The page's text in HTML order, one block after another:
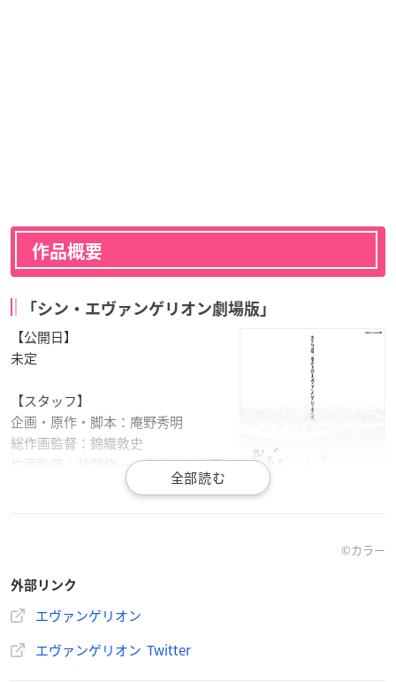
作品概要
「シン・エヴァンゲリオン劇場版」
【公開日】
未定
【スタッフ】
企画・原作・脚本：庵野秀明
総作画監督：錦織敦史
作画監督：井関修一、金世俊、浅野直
之、田中将賀、新井浩一
CGI監督：鬼塚大輔
3Dアニメーションディレクター：松井祐亮
3Dテクニカルディレクター：鈴木貴志
©カラー
外部リンク
エヴァンゲリオン
エヴァンゲリオン Twitter